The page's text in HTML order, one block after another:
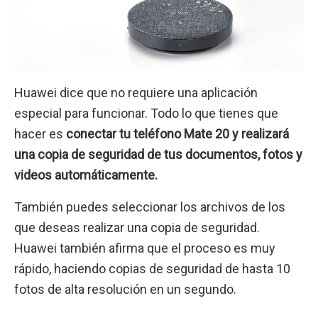
Huawei dice que no requiere una aplicación
especial para funcionar. Todo lo que tienes que
hacer es conectar tu teléfono Mate 20 y realizará
una copia de seguridad de tus documentos, fotos y
videos automáticamente.
También puedes seleccionar los archivos de los
que deseas realizar una copia de seguridad.
Huawei también afirma que el proceso es muy
rápido, haciendo copias de seguridad de hasta 10
fotos de alta resolución en un segundo.